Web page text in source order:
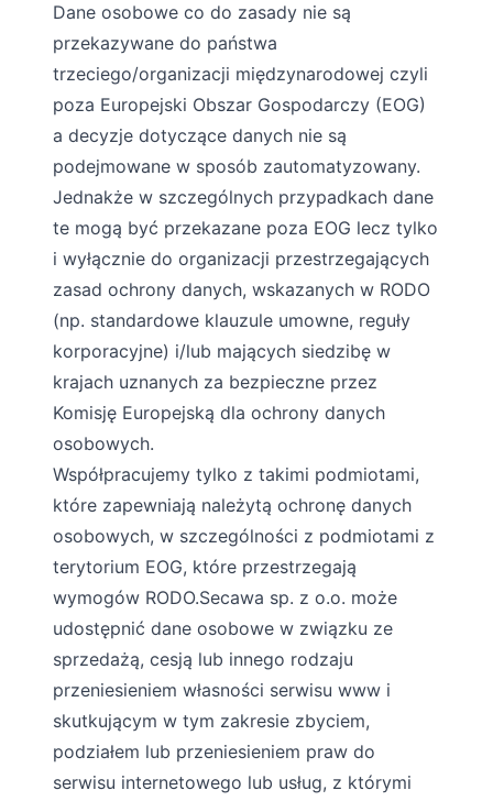
Dane osobowe co do zasady nie są
przekazywane do państwa
trzeciego/organizacji międzynarodowej czyli
poza Europejski Obszar Gospodarczy (EOG)
a decyzje dotyczące danych nie są
podejmowane w sposób zautomatyzowany.
Jednakże w szczególnych przypadkach dane
te mogą być przekazane poza EOG lecz tylko
i wyłącznie do organizacji przestrzegających
zasad ochrony danych, wskazanych w RODO
(np. standardowe klauzule umowne, reguły
korporacyjne) i/lub mających siedzibę w
krajach uznanych za bezpieczne przez
Komisję Europejską dla ochrony danych
osobowych.
Współpracujemy tylko z takimi podmiotami,
które zapewniają należytą ochronę danych
osobowych, w szczególności z podmiotami z
terytorium EOG, które przestrzegają
wymogów RODO.Secawa sp. z o.o. może
udostępnić dane osobowe w związku ze
sprzedażą, cesją lub innego rodzaju
przeniesieniem własności serwisu www i
skutkującym w tym zakresie zbyciem,
podziałem lub przeniesieniem praw do
serwisu internetowego lub usług, z którymi